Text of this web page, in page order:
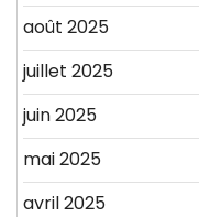
août 2025
juillet 2025
juin 2025
mai 2025
avril 2025